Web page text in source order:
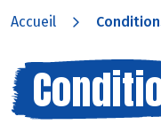
Accueil